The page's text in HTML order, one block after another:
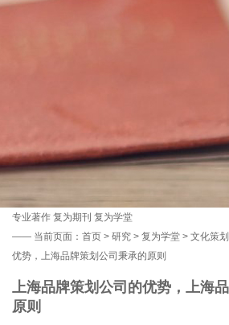
专业著作 复为期刊 复为学堂
—— 当前页面： 首页 > 研究 > 复为学堂 > 文化策
优势，上海品牌策划公司秉承的原则
上海品牌策划公司的优势，上海
原则